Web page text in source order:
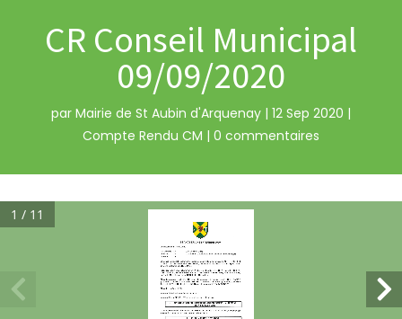
CR Conseil Municipal
09/09/2020
par Mairie de St Aubin d'Arquenay| 12 Sep 2020 |
Compte Rendu CM | 0 commentaires
1 / 11